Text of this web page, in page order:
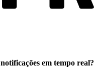
notificações em tempo real?